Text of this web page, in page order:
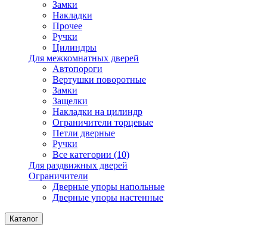
Замки
Накладки
Прочее
Ручки
Цилиндры
Для межкомнатных дверей
Автопороги
Вертушки поворотные
Замки
Защелки
Накладки на цилиндр
Ограничители торцевые
Петли дверные
Ручки
Все категории (10)
Для раздвижных дверей
Ограничители
Дверные упоры напольные
Дверные упоры настенные
Каталог